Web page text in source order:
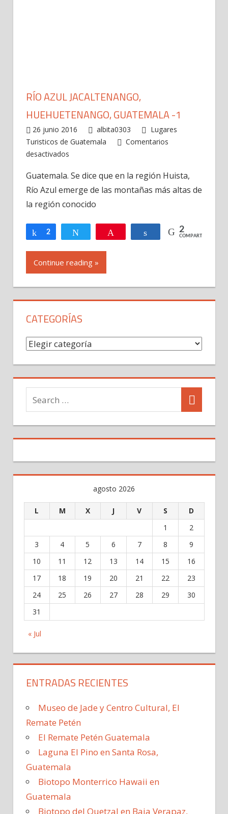
RÍO AZUL JACALTENANGO,
HUEHUETENANGO, GUATEMALA -1
26 junio 2016 albita0303
Lugares
Turisticos de Guatemala
Comentarios
desactivados
Azul
Jacaltenango,
huehuetenango,
Guatemala. Se dice que en la región Huista,
Río Azul emerge de las montañas más altas de
la región conocido
Compartir
2 Twittear Compartir
2
COMPARTIR
Continue reading »
CATEGORÍAS
Categorías
agosto 2026
L M X J V S D
« Jul
1
2
3
4 5 6 7 8
9
10
11 12 13 14 15
16
17
18 19 20 21 22
23
24
25 26 27 28 29
30
31
ENTRADAS RECIENTES
Museo de Jade y Centro Cultural, El
Remate Petén
El Remate Petén Guatemala
Laguna El Pino en Santa Rosa,
Guatemala
Biotopo Monterrico Hawaii en
Guatemala
Biotopo del Quetzal en Baja Verapaz,